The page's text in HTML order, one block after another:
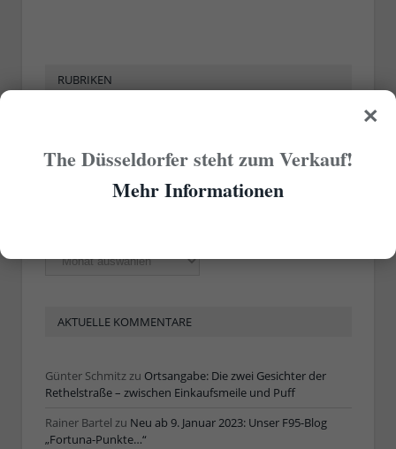
RUBRIKEN
ÄLTERE ARTIKEL
Artikel
AKTUELLE KOMMENTARE
Günter Schmitzzu Ortsangabe: Die zwei Gesichter der
Rethelstraße – zwischen Einkaufsmeile und Puff
Rainer Bartel zu Neu ab 9. Januar 2023: Unser F95-Blog
„Fortuna-Punkte…“
×
The Düsseldorfer steht zum Verkauf!
Mehr Informationen